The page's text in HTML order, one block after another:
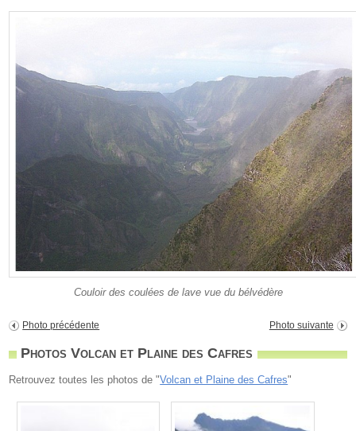
Couloir des coulées de lave vue du bélvédère
Photo précédente Photo suivante
Photos Volcan et Plaine des Cafres
Retrouvez toutes les photos de "Volcan et Plaine des Cafres"